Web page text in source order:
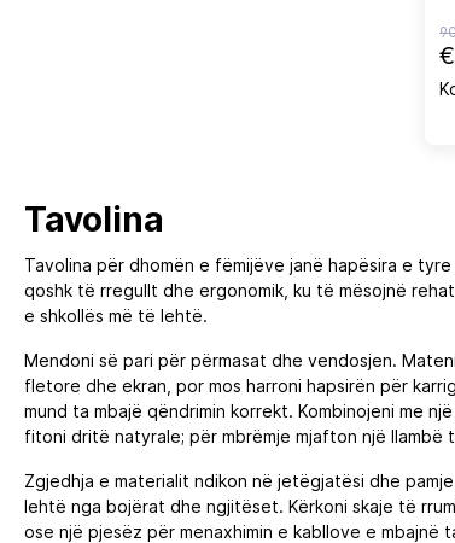
€
Tavolina
Tavolina për dhomën e fëmijëve janë hapësira e
qoshk të rregullt dhe ergonomik, ku të mësojnë
e shkollës më të lehtë.
Mendoni së pari për përmasat dhe vendosjen.
fletore dhe ekran, por mos harroni hapsirën për
mund ta mbajë qëndrimin korrekt. Kombinojeni me
fitoni dritë natyrale; për mbrëmje mjafton një
Zgjedhja e materialit ndikon në jetëgjatësi dhe
lehtë nga bojërat dhe ngjitëset. Kërkoni skaje të
ose një pjesëz për menaxhimin e kabllove e